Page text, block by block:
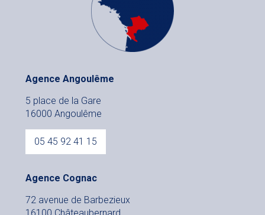
Agence Angoulême
5 place de la Gare
16000 Angoulême
05 45 92 41 15
Agence Cognac
72 avenue de Barbezieux